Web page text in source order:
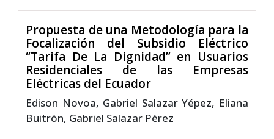
Propuesta de una Metodología para la
Focalización del Subsidio Eléctrico
“Tarifa De La Dignidad” en Usuarios
Residenciales de las Empresas
Eléctricas del Ecuador
Edison Novoa, Gabriel Salazar Yépez, Eliana
Buitrón, Gabriel Salazar Pérez